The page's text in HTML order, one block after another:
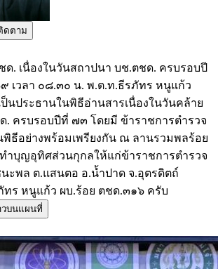
ดตาม
. เนื่องในวันสถาปนา บช.ตชด. ครบรอบปี
เวลา ๐๘.๓๐ น. พ.ต.ท.ธีรภัทร หนูแก้ว
นประธานในพิธีอ่านสารเนื่องในวันคล้าย
. ครบรอบปีที่ ๗๓ โดยมี ข้าราชการตำรวจ
พิธีอย่างพร้อมเพรียงกัน ณ ลานรวมพลร้อย
ำบุญอุทิศส่วนกุกลให้แก่ข้าราชการตำรวจ
ะพล ต.แสนตอ อ.น้ำปาด จ.อุตรดิตถ์
ร หนูแก้ว ผบ.ร้อย ตชด.๓๑๖ ครับ
บนแผนที่